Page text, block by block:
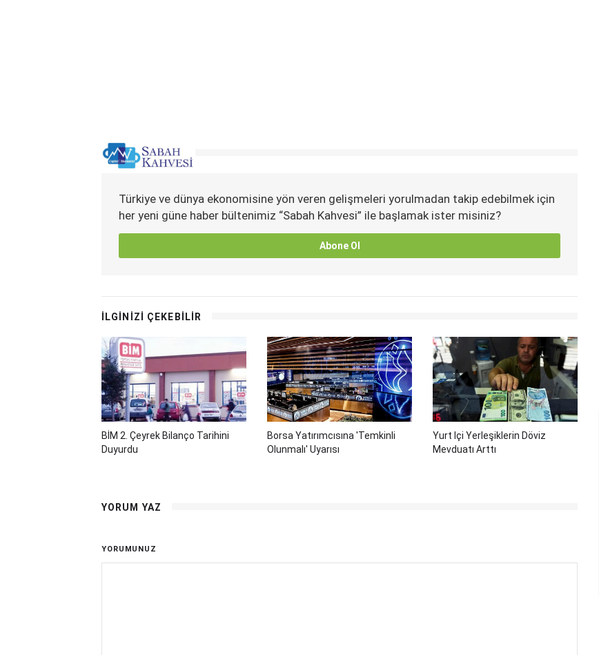
Türkiye ve dünya ekonomisine yön veren gelişmeleri yorulmadan takip edebilmek için
her yeni güne haber bültenimiz “Sabah Kahvesi” ile başlamak ister misiniz?
Abone Ol
İLGİNİZİ ÇEKEBİLİR
BİM 2. Çeyrek Bilanço Tarihini
Duyurdu
Borsa Yatırımcısına 'temkinli
Olunmalı' Uyarısı
Yurt Içi Yerleşiklerin Döviz
Mevduatı Arttı
YORUM YAZ
YORUMUNUZ